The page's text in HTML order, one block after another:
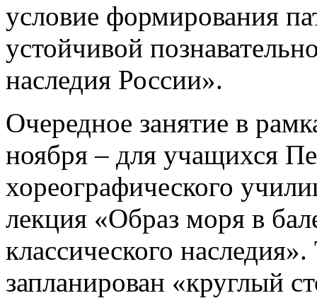
условие формирования
устойчивой
наследия России».
Очередное занятие в
ноября – для учащихся
хореографического
лекция «Образ моря в
классического
запланирован «круглый